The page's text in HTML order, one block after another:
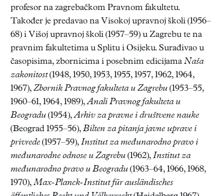
profesor na zagrebačkom Pravnom fakultetu.
Također je predavao na Visokoj upravnoj školi (1956–
68) i Višoj upravnoj školi (1957–59) u Zagrebu te na
pravnim fakultetima u Splitu i Osijeku. Surađivao u
časopisima, zbornicima i posebnim edicijama Naša
zakonitost(1948, 1950, 1953, 1955, 1957, 1962, 1964,
1967), Zbornik Pravnog fakulteta u Zagrebu (1953–55,
1960–61, 1964, 1989),Anali Pravnog fakulteta u
Beogradu (1954),Arhiv za pravne i društvene nauke
(Beograd 1955–56), Bilten za pitanja javne uprave i
privrede (1957–59), Institut za međunarodno pravo i
međunarodne odnose u Zagrebu (1962), Institut za
međunarodno pravo u Beogradu (1963–64, 1966, 1968,
1970),Max-Planck-Institut für ausländisches